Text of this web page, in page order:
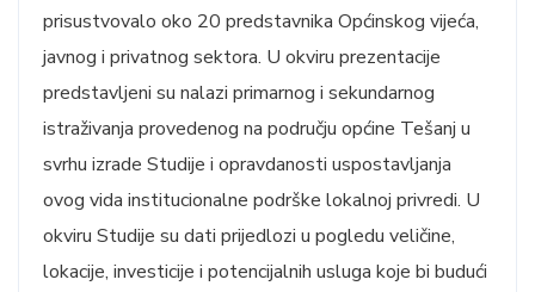
prisustvovalo oko 20 predstavnika Općinskog vijeća,
javnog i privatnog sektora. U okviru prezentacije
predstavljeni su nalazi primarnog i sekundarnog
istraživanja provedenog na području općine Tešanj u
svrhu izrade Studije i opravdanosti uspostavljanja
ovog vida institucionalne podrške lokalnoj privredi. U
okviru Studije su dati prijedlozi u pogledu veličine,
lokacije, investicije i potencijalnih usluga koje bi budući